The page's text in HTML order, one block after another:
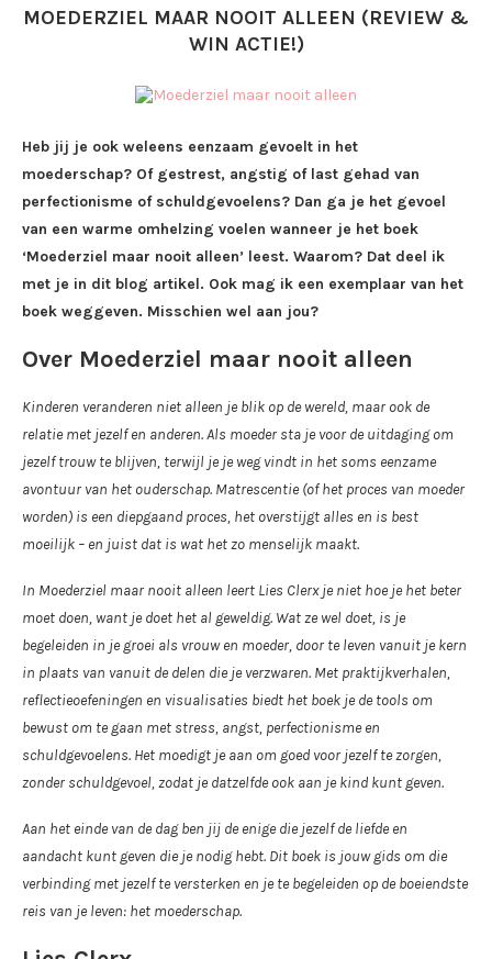
MOEDERZIEL MAAR NOOIT ALLEEN (REVIEW &
WIN ACTIE!)
Heb jij je ook weleens eenzaam gevoelt in het
moederschap? Of gestrest, angstig of last gehad van
perfectionisme of schuldgevoelens? Dan ga je het gevoel
van een warme omhelzing voelen wanneer je het boek
‘Moederziel maar nooit alleen’ leest. Waarom? Dat deel ik
met je in dit blog artikel. Ook mag ik een exemplaar van het
boek weggeven. Misschien wel aan jou?
Over Moederziel maar nooit alleen
Kinderen veranderen niet alleen je blik op de wereld, maar ook de
relatie met jezelf en anderen. Als moeder sta je voor de uitdaging om
jezelf trouw te blijven, terwijl je je weg vindt in het soms eenzame
avontuur van het ouderschap. Matrescentie (of het proces van moeder
worden) is een diepgaand proces, het overstijgt alles en is best
moeilijk – en juist dat is wat het zo menselijk maakt.
In Moederziel maar nooit alleen leert Lies Clerx je niet hoe je het beter
moet doen, want je doet het al geweldig. Wat ze wel doet, is je
begeleiden in je groei als vrouw en moeder, door te leven vanuit je kern
in plaats van vanuit de delen die je verzwaren. Met praktijkverhalen,
reflectieoefeningen en visualisaties biedt het boek je de tools om
bewust om te gaan met stress, angst, perfectionisme en
schuldgevoelens. Het moedigt je aan om goed voor jezelf te zorgen,
zonder schuldgevoel, zodat je datzelfde ook aan je kind kunt geven.
Aan het einde van de dag ben jij de enige die jezelf de liefde en
aandacht kunt geven die je nodig hebt. Dit boek is jouw gids om die
verbinding met jezelf te versterken en je te begeleiden op de boeiendste
reis van je leven: het moederschap.